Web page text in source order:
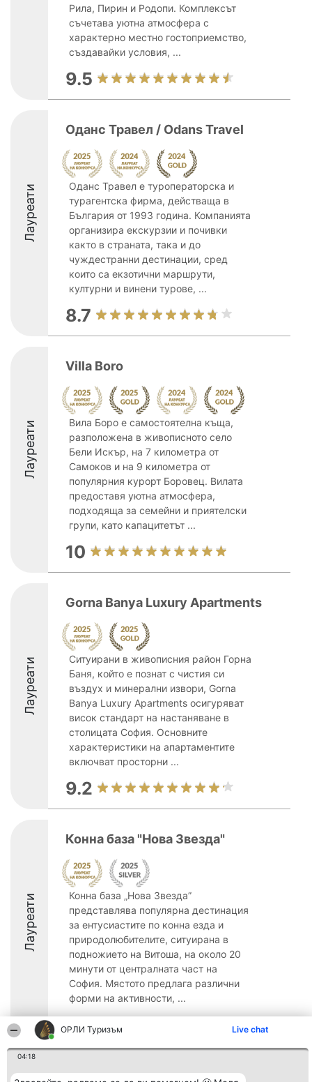
ОРЛИ Туризъм Live chat
04:18
Рила, Пирин и Родопи. Комплексът
съчетава уютна атмосфера с
характерно местно гостоприемство,
създавайки условия, ...
9.5
Лауреати
Oданс Травел / Odans Travel
Оданс Травел е туроператорска и
турагентска фирма, действаща в
България от 1993 година. Компанията
организира екскурзии и почивки
както в страната, така и до
чуждестранни дестинации, сред
които са екзотични маршрути,
културни и винени турове, ...
8.7
Лауреати
Villa Boro
Вила Боро е самостоятелна къща,
разположена в живописното село
Бели Искър, на 7 километра от
Самоков и на 9 километра от
популярния курорт Боровец. Вилата
предоставя уютна атмосфера,
подходяща за семейни и приятелски
групи, като капацитетът ...
10
Лауреати
Gorna Banya Luxury Apartments
Ситуирани в живописния район Горна
Баня, който е познат с чистия си
въздух и минерални извори, Gorna
Banya Luxury Apartments осигуряват
висок стандарт на настаняване в
столицата София. Основните
характеристики на апартаментите
включват просторни ...
9.2
Лауреати
Конна база "Нова Звезда"
Конна база „Нова Звезда”
представлява популярна дестинация
за ентусиастите по конна езда и
природолюбителите, ситуирана в
подножието на Витоша, на около 20
минути от централната част на
София. Мястото предлага различни
форми на активности, ...
8.9
Организатор на
Класация Контакти